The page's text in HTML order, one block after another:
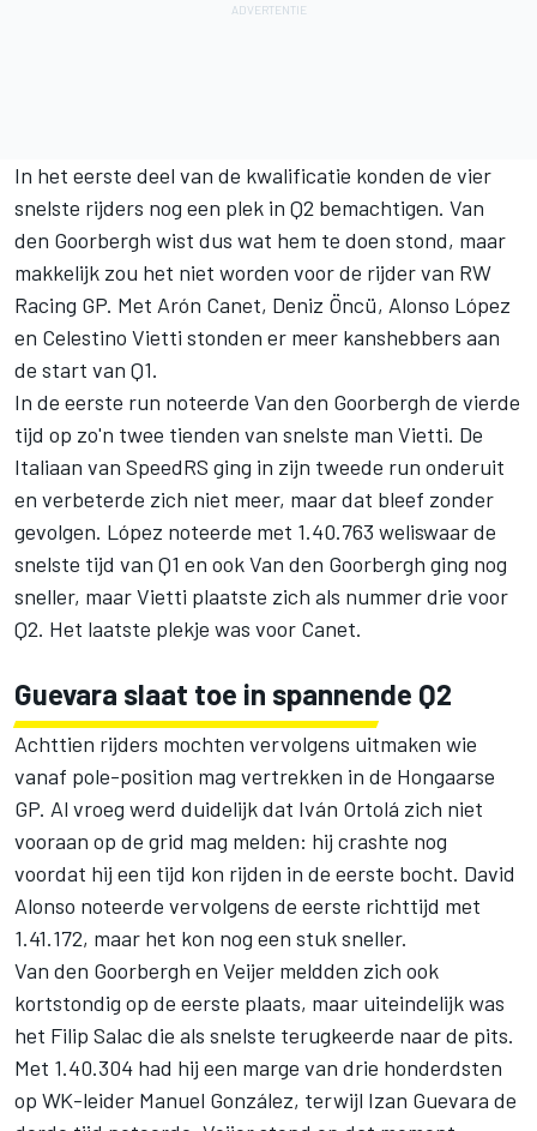
In het eerste deel van de kwalificatie konden de vier
snelste rijders nog een plek in Q2 bemachtigen. Van
den Goorbergh wist dus wat hem te doen stond, maar
makkelijk zou het niet worden voor de rijder van RW
Racing GP. Met Arón Canet, Deniz Öncü, Alonso López
en Celestino Vietti stonden er meer kanshebbers aan
de start van Q1.
In de eerste run noteerde Van den Goorbergh de vierde
tijd op zo'n twee tienden van snelste man Vietti. De
Italiaan van SpeedRS ging in zijn tweede run onderuit
en verbeterde zich niet meer, maar dat bleef zonder
gevolgen. López noteerde met 1.40.763 weliswaar de
snelste tijd van Q1 en ook Van den Goorbergh ging nog
sneller, maar Vietti plaatste zich als nummer drie voor
Q2. Het laatste plekje was voor Canet.
Guevara slaat toe in spannende Q2
Achttien rijders mochten vervolgens uitmaken wie
vanaf pole-position mag vertrekken in de Hongaarse
GP. Al vroeg werd duidelijk dat Iván Ortolá zich niet
vooraan op de grid mag melden: hij crashte nog
voordat hij een tijd kon rijden in de eerste bocht. David
Alonso noteerde vervolgens de eerste richttijd met
1.41.172, maar het kon nog een stuk sneller.
Van den Goorbergh en Veijer meldden zich ook
kortstondig op de eerste plaats, maar uiteindelijk was
het Filip Salac die als snelste terugkeerde naar de pits.
Met 1.40.304 had hij een marge van drie honderdsten
op WK-leider Manuel González, terwijl Izan Guevara de